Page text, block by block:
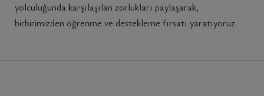
yolculuğunda karşılaşılan zorlukları paylaşarak,
birbirimizden öğrenme ve destekleme fırsatı yaratıyoruz.